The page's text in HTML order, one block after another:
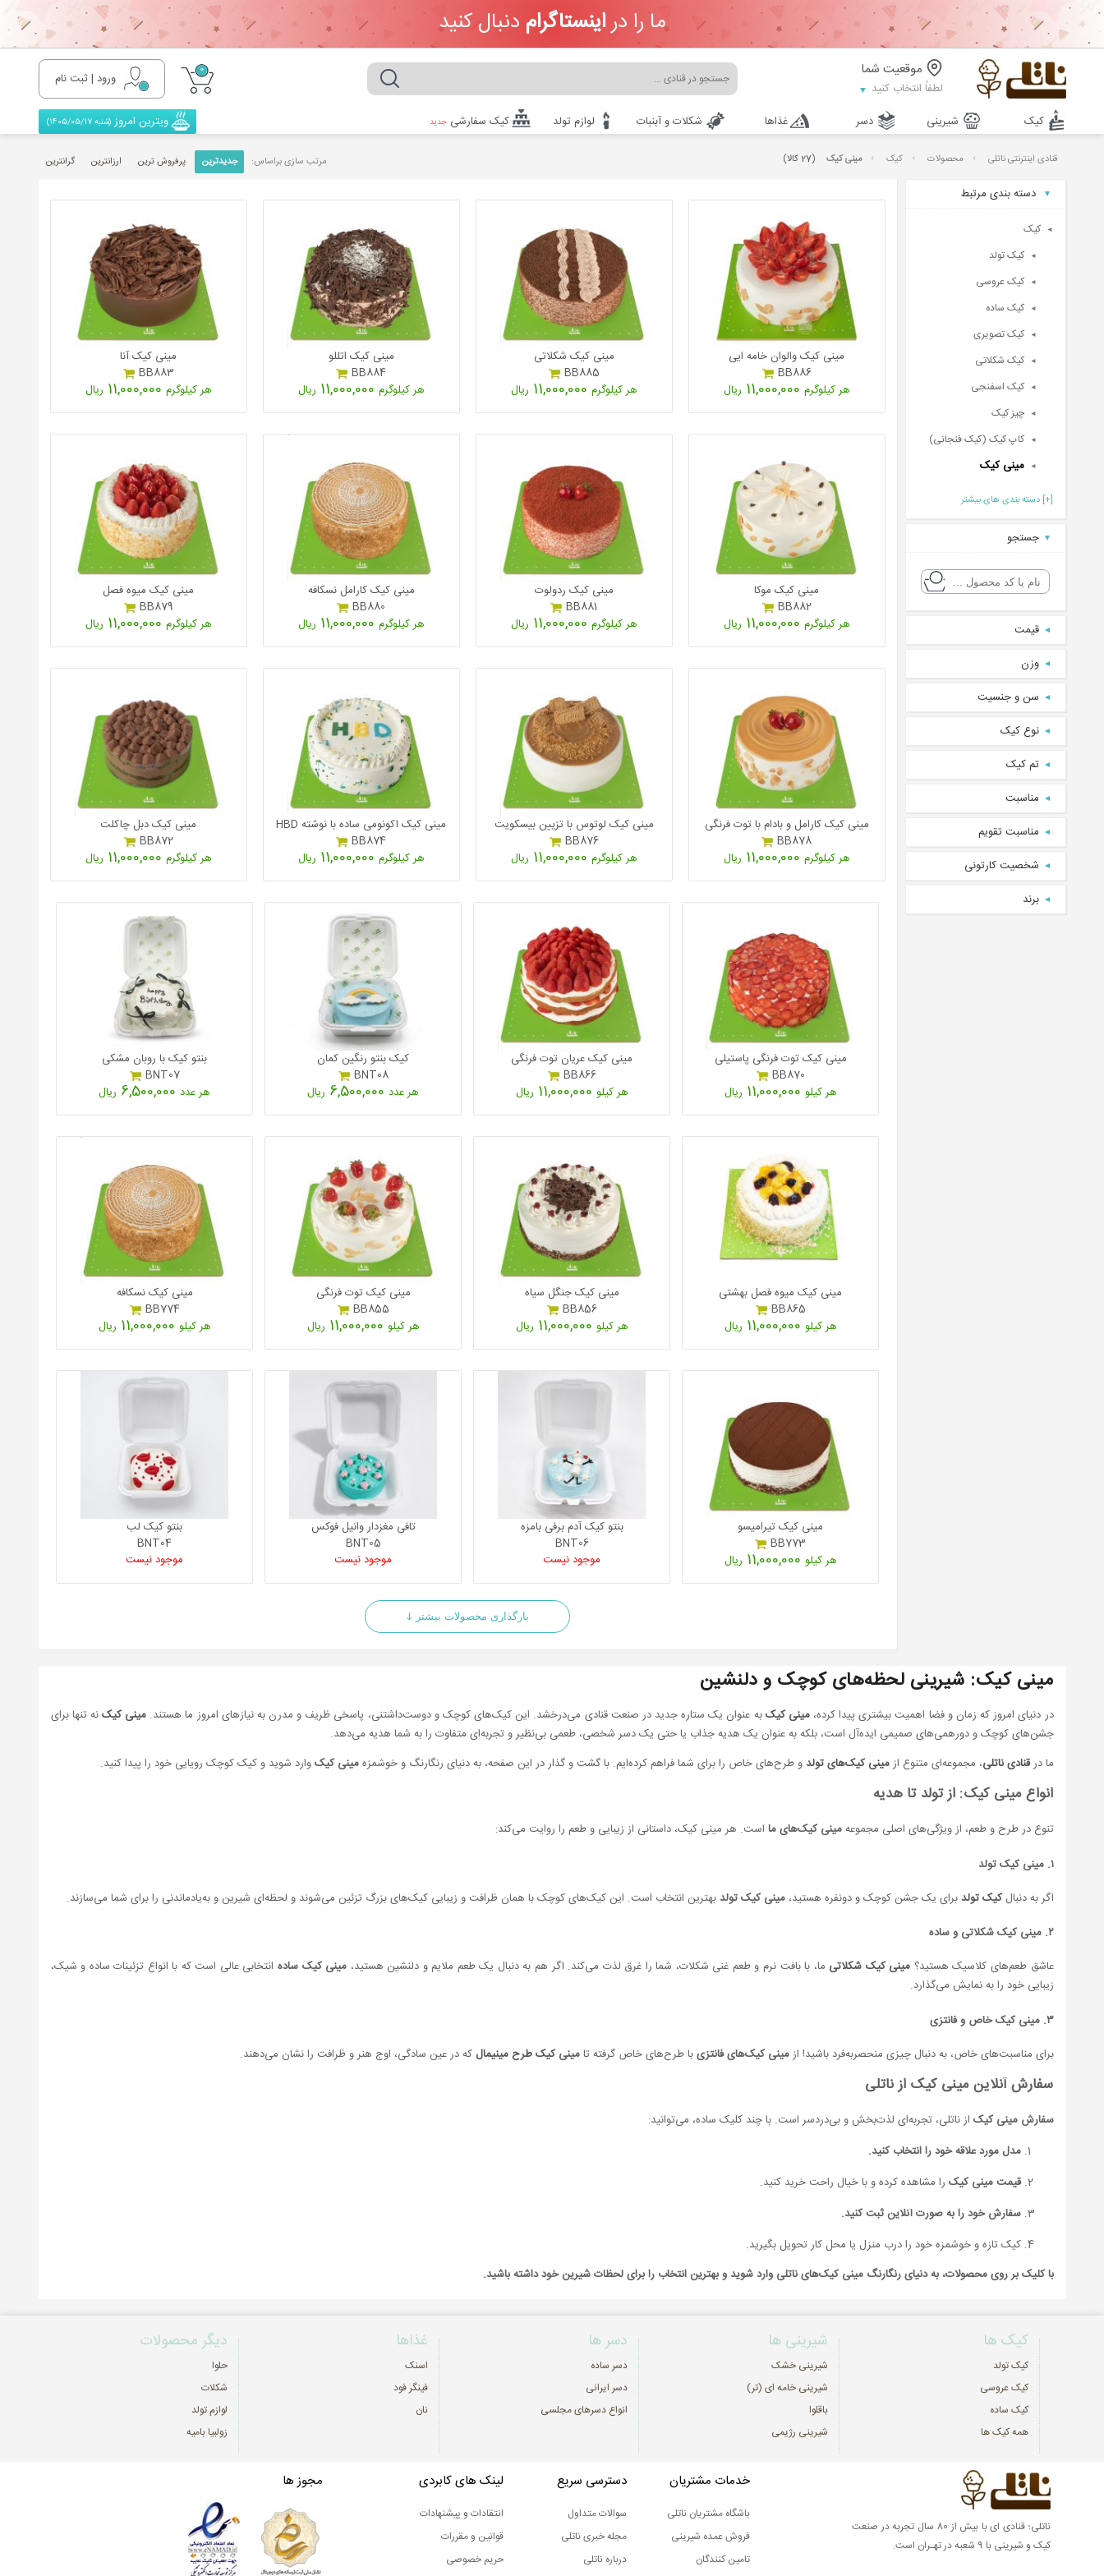
ما را دراینستاگرام دنبال کنید
موقعیت شما
لطفاً انتخاب کنید
0
ورود | ثبت نام
ویترین امروز(شنبه 1405/05/17) کیک شیرینی دسر غذاها شکلات و آبنبات لوازم تولد کیک سفارشیجدید
قنادی اینترنتی ناتلی محصولات کیک مینی کیک (
27 کالا) مرتب سازی براساس: جدیدترین پرفروش ترین ارزانترین گرانترین
دسته بندی مرتبط
کیک
کیک تولد
کیک عروسی
کیک ساده
کیک تصویری
کیک شکلاتی
کیک اسفنجی
چیز کیک
کاپ کیک (کیک فنجانی)
مینی کیک
[
+] دسته بندی های بیشتر
جستجو
قیمت
وزن
سن و جنسیت
نوع کیک
تم کیک
مناسبت
مناسبت تقویم
شخصیت کارتونی
برند
مینی کیک والوان خامه ایی
BB886
هر کیلوگرم
ریال
مینی کیک شکلاتی
BB885
هر کیلوگرم
ریال
مینی کیک اتللو
BB884
هر کیلوگرم
ریال
مینی کیک آنا
BB883
هر کیلوگرم
ریال
مینی کیک موکا
BB882
هر کیلوگرم
ریال
مینی کیک ردولوت
BB881
هر کیلوگرم
ریال
مینی کیک کارامل نسکافه
BB880
هر کیلوگرم
ریال
مینی کیک میوه فصل
BB879
هر کیلوگرم
ریال
مینی کیک کارامل و بادام با توت فرنگی
BB878
هر کیلوگرم
ریال
مینی کیک لوتوس با تزیین بیسکویت
BB876
هر کیلوگرم
ریال
مینی کیک اکونومی ساده با نوشته ‎HBD‎
BB874
هر کیلوگرم
ریال
مینی کیک دبل چاکلت
BB872
هر کیلوگرم
ریال
مینی کیک توت فرنگی پاستیلی
BB870
هر کیلو
ریال
مینی کیک عریان توت فرنگی
BB866
هر کیلو
ریال
کیک بنتو رنگین کمان
BNT08
هر عدد
ریال
بنتو کیک با روبان مشکی
BNT07
هر عدد
ریال
مینی کیک میوه فصل بهشتی
BB865
هر کیلو
ریال
مینی کیک جنگل سیاه
BB856
هر کیلو
ریال
مینی کیک توت فرنگی
BB855
هر کیلو
ریال
مینی کیک نسکافه
BB774
هر کیلو
ریال
مینی کیک تیرامیسو
BB773
هر کیلو
ریال
بنتو کیک آدم برفی بامزه
BNT06
موجود نیست
تافی مغزدار وانیل فوکس
BNT05
موجود نیست
بنتو کیک لب
BNT04
موجود نیست
بارگذاری محصولات بیشتر ↆ
مینی کیک: شیرینی لحظه‌های کوچک و دلنشین
در دنیای امروز که زمان و فضا اهمیت بیشتری پیدا کرده،مینی کیکبه عنوان یک ستاره جدید در صنعت قنادی می‌درخشد. این کیک‌های کوچک و دوست‌داشتنی، پاسخی ظریف و مدرن به نیازهای امروز ما هستند. مینی کیکنه تنها برای
جشن‌های کوچک و دورهمی‌های صمیمی ایده‌آل است، بلکه به عنوان یک هدیه جذاب یا حتی یک دسر شخصی، طعمی بی‌نظیر و تجربه‌ای متفاوت را به شما هدیه می‌دهد.
ما درقنادی ناتلی، مجموعه‌ای متنوع ازمینی کیک‌های تولدو طرح‌های خاص را برای شما فراهم کرده‌ایم. با گشت و گذار در این صفحه، به دنیای رنگارنگ و خوشمزهمینی کیکوارد شوید و کیک کوچک رویایی خود را پیدا کنید.
انواع مینی کیک: از تولد تا هدیه
تنوع در طرح و طعم، از ویژگی‌های اصلی مجموعهمینی کیک‌های ما است. هر مینی کیک، داستانی از زیبایی و طعم را روایت می‌کند:
۱. مینی کیک تولد
اگر به دنبالکیک تولدبرای یک جشن کوچک و دونفره هستید،مینی کیک تولدبهترین انتخاب است. این کیک‌های کوچک با همان ظرافت و زیبایی کیک‌های بزرگ تزئین می‌شوند و لحظه‌ای شیرین و به‌یادماندنی را برای شما می‌سازند.
۲. مینی کیک شکلاتی و ساده
عاشق طعم‌های کلاسیک هستید؟ مینی کیک شکلاتی ما، با بافت نرم و طعم غنی شکلات، شما را غرق لذت می‌کند. اگر هم به دنبال یک طعم ملایم و دلنشین هستید، مینی کیک ساده انتخابی عالی است که با انواع تزئینات ساده و شیک،
زیبایی خود را به نمایش می‌گذارد.
۳. مینی کیک‌ خاص و فانتزی
برای مناسبت‌های خاص، به دنبال چیزی منحصربه‌فرد باشید! ازمینی کیک‌های فانتزیبا طرح‌های خاص گرفته تامینیکیک‌ طرح مینیمال که در عین سادگی، اوج هنر و ظرافت را نشان می‌دهند.
سفارش آنلاین مینی کیک از ناتلی
سفارش مینی کیک از ناتلی، تجربه‌ای لذت‌بخش و بی‌دردسر است. با چند کلیک ساده، می‌توانید:
مدل مورد علاقه خود را انتخاب کنید.
قیمت مینی کیک را مشاهده کرده و با خیال راحت خرید کنید.
سفارش خود را به صورت آنلاین ثبت کنید.
کیک تازه و خوشمزه خود را درب منزل یا محل کار تحویل بگیرید.
با کلیک بر روی محصولات، به دنیای رنگارنگ مینی کیک‌های ناتلی وارد شوید و بهترین انتخاب را برای لحظات شیرین خود داشته باشید.
کیک ها
کیک تولد
کیک عروسی
کیک ساده
همه کیک ها
شیرینی ها
شیرینی خشک
شیرینی خامه ای (تر)
باقلوا
شیرینی رژیمی
دسر ها
دسر ساده
دسر ایرانی
انواع دسرهای مجلسی
غذاها
اسنک
فینگر فود
نان
دیگر محصولات
حلوا
شکلات
لوازم تولد
زولبیا بامیه
ناتلی؛ قنادی ای با بیش از 80 سال تجربه در صنعت
کیک و شیرینی با 9 شعبه در تهـران است.
خدمات مشتریان
باشگاه مشتریان ناتلی
فروش عمده شیرینی
تامین کنندگان
دسترسی سریع
سوالات متداول
مجله خبری ناتلی
درباره ناتلی
لینک های کابردی
انتقادات و پیشنهادات
قوانین و مقررات
حریم خصوصی
مجوز ها